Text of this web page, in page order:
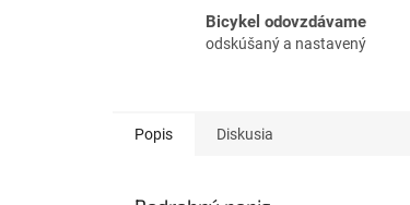
Bicykel odovzdávame
odskúšaný a nastavený
Popis Diskusia